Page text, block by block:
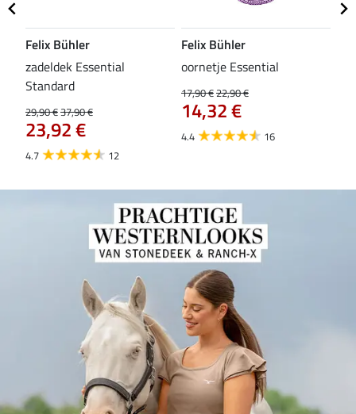
Felix Bühler
zadeldek Essential
Standard
29,90 €37,90 €
23,92 €
4.7 12
Felix Bühler
oornetje Essential
17,90 €22,90 €
14,32 €
4.4 16